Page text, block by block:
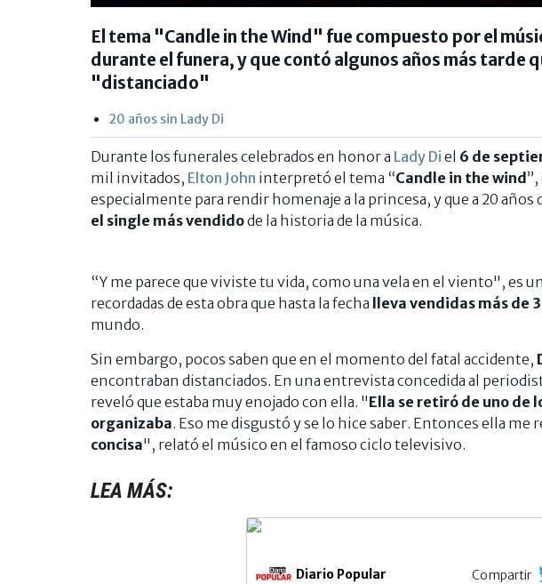
El tema "Candle in the Wind" fue compuesto por el
durante el funera, y que contó algunos años más tarde
"distanciado"
20 años sin Lady Di
Durante los funerales celebrados en honor a Lady Di el 6 de
mil invitados, Elton John interpretó el tema “Candle in the wind
especialmente para rendir homenaje a la princesa, y que a 20 años
el single más vendidode la historia de la música.
“Y me parece que viviste tu vida, como una vela en el viento", es
recordadas de esta obra que hasta la fecha lleva vendidas más de
mundo.
Sin embargo, pocos saben que en el momento del fatal accidente,
encontraban distanciados. En una entrevista concedida al
reveló que estaba muy enojado con ella. "Ella se retiró de uno de
organizaba. Eso me disgustó y se lo hice saber. Entonces ella me
concisa", relató el músico en el famoso ciclo televisivo.
LEA MÁS:
Diario Popular Compartir